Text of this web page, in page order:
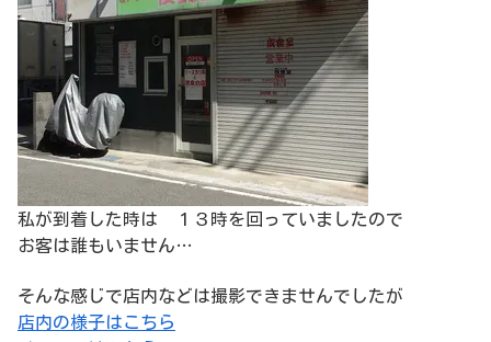
私が到着した時は １３時を回っていましたので
お客は誰もいません…
そんな感じで店内などは撮影できませんでしたが
店内の様子はこちら